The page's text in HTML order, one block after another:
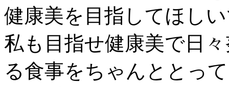
健康美を目指してほし
私も目指せ健康美で日
る食事をちゃんととっ